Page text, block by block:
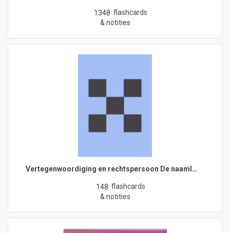
1348 flashcards
& notities
Vertegenwoordiging en rechtspersoon De naaml…
148 flashcards
& notities